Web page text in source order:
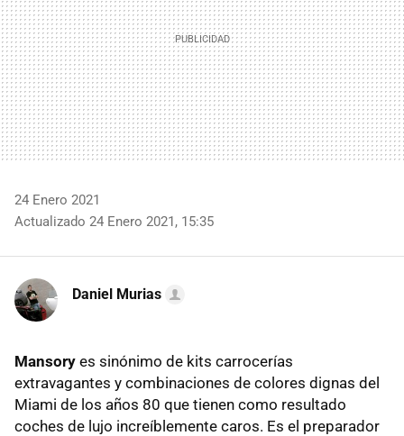
24 Enero 2021
Actualizado 24 Enero 2021, 15:35
Daniel Murias
Mansory es sinónimo de kits carrocerías
extravagantes y combinaciones de colores dignas del
Miami de los años 80 que tienen como resultado
coches de lujo increíblemente caros. Es el preparador